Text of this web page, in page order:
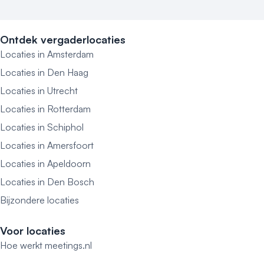
Ontdek vergaderlocaties
Locaties in Amsterdam
Locaties in Den Haag
Locaties in Utrecht
Locaties in Rotterdam
Locaties in Schiphol
Locaties in Amersfoort
Locaties in Apeldoorn
Locaties in Den Bosch
Bijzondere locaties
Voor locaties
Hoe werkt meetings.nl